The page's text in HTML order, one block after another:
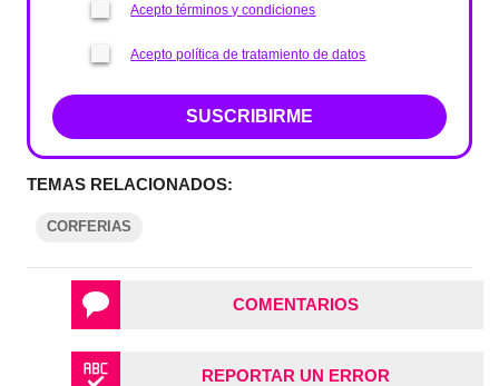
Acepto términos y condiciones
Acepto política de tratamiento de datos
SUSCRIBIRME
TEMAS RELACIONADOS:
CORFERIAS
COMENTARIOS
REPORTAR UN ERROR